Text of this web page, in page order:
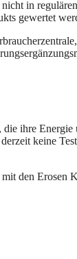
in
gewertet
ihre
keine
den